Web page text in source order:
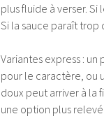
plus fluide à verser.
Si la sauce paraît trop
Variantes express :
pour le caractère, ou
doux peut arriver à la
une option plus